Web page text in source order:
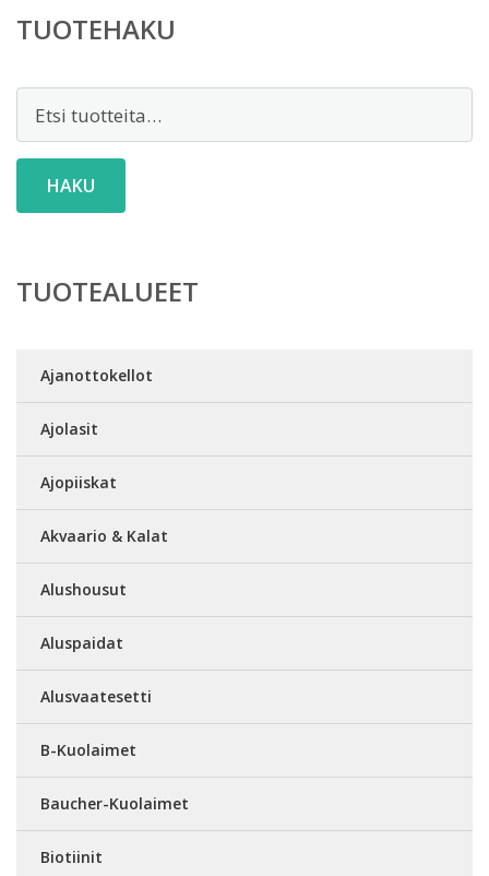
TUOTEHAKU
HAKU
TUOTEALUEET
Ajanottokellot
Ajolasit
Ajopiiskat
Akvaario & Kalat
Alushousut
Aluspaidat
Alusvaatesetti
B-Kuolaimet
Baucher-Kuolaimet
Biotiinit